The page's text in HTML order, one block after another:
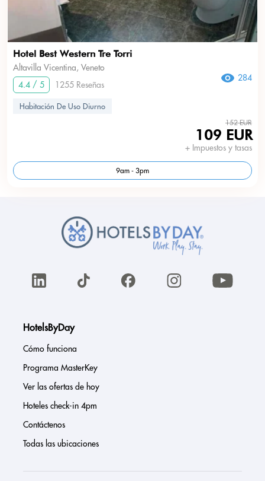
Hotel Best Western Tre Torri
Altavilla Vicentina, Veneto
4.4 / 5
1255 Reseñas
284
Habitación De Uso Diurno
152 EUR
109 EUR
+ Impuestos y tasas
9am - 3pm
HotelsByDay
Cómo funciona
Programa MasterKey
Ver las ofertas de hoy
Hoteles check-in 4pm
Contáctenos
Todas las ubicaciones